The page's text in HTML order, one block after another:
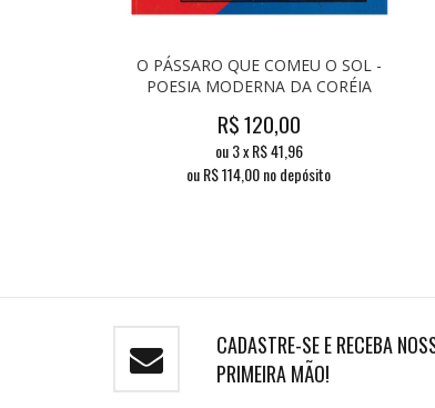
O PÁSSARO QUE COMEU O SOL -
POESIA MODERNA DA CORÉIA
R$120,00
ou3x R$41,96
ou R$114,00no depósito
CADASTRE-SE E RECEBA
PRIMEIRA MÃO!